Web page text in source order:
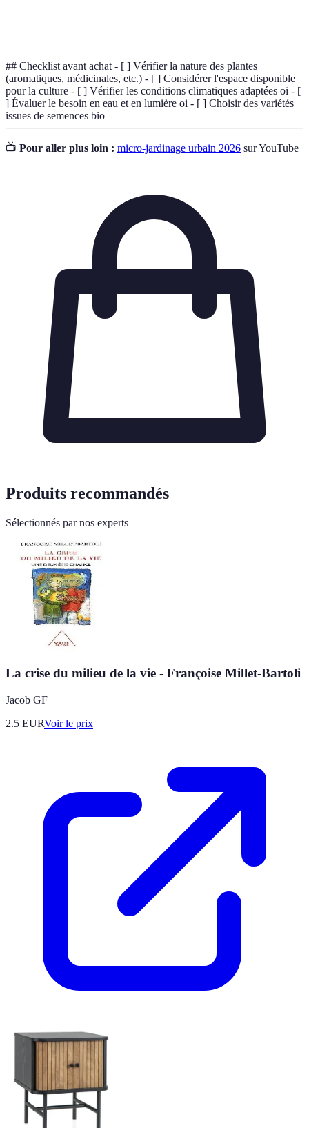
## Checklist avant achat - [ ] Vérifier la nature des plantes
(aromatiques, médicinales, etc.) - [ ] Considérer l'espace disponible
pour la culture - [ ] Vérifier les conditions climatiques adaptées oi - [
] Évaluer le besoin en eau et en lumière oi - [ ] Choisir des variétés
issues de semences bio
📺 Pour aller plus loin : micro-jardinage urbain 2026 sur YouTube
Produits recommandés
Sélectionnés par nos experts
La crise du milieu de la vie - Françoise Millet-Bartoli
Jacob GF
2.5 EURVoir le prix